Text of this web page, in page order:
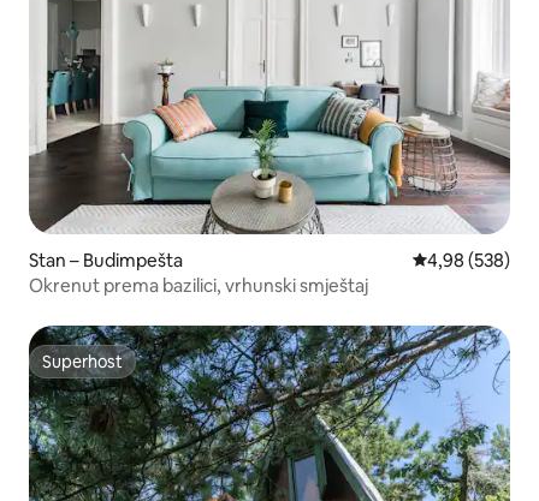
Stan – Budimpešta Prosječna
4,98 (538)
Okrenut prema bazilici, vrhunski smještaj
Superhost
Superhost